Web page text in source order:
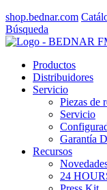
shop.bednar.com
Búsqueda
Productos
Distribuidores
Servicio
Piezas de
Servicio
Garantía
Recursos
24